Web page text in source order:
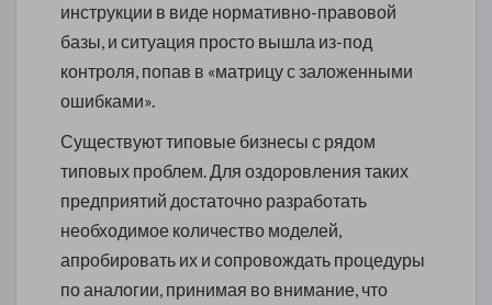
инструкции в виде нормативно-правовой
базы, и ситуация просто вышла из-под
контроля, попав в «матрицу с заложенными
ошибками».
Существуют типовые бизнесы с рядом
типовых проблем. Для оздоровления таких
предприятий достаточно разработать
необходимое количество моделей,
апробировать их и сопровождать процедуры
по аналогии, принимая во внимание, что